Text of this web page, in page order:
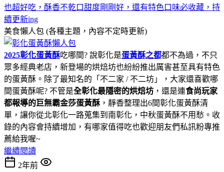
也超好吃，酥香不乾口甜度剛剛好，還有特色口味必收藏，持
續更新ing
美食懶人包 (各種主題，內容不定時更新)
2025彰化蛋黃酥吃哪間? 說彰化是蛋黃酥之都都不為過，不只
眾多經典老店，新登場的烘焙坊也紛紛推出厲害甚至具有特色
的蛋黃酥。除了最知名的「不二家 / 不二坊」，大家還喜歡哪
間蛋黃酥呢? 不管是全彰化最隱密的烘焙坊 ，還是連食尚玩家
都報導的巨無霸金莎蛋黃酥，靜香整理出6間彰化蛋黃酥清
單，讓你從北彰化一路蒐集到南彰化，中秋蛋黃酥不用愁。收
錄的內容會持續增加，有哪家值得吃也歡迎朋友們私訊粉專推
薦給我喔~
繼續閱讀
2年前